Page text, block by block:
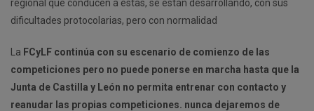
regional que conducen a éstas, se están desarrollando, con sus
dificultades protocolarias, pero con normalidad
La FCyLF continúa con su escenario de comienzo de las
competiciones pero no puede ponerse en marcha hasta que la
Junta de Castilla y León no permita entrenar con contacto y
reanudar las propias competiciones. nunca dejaremos de